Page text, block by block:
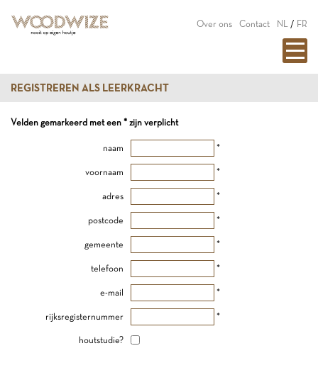
Over ons Contact NL / FR
REGISTREREN ALS LEERKRACHT
Velden gemarkeerd met een * zijn verplicht
naam *
voornaam *
adres *
postcode *
gemeente *
telefoon *
e-mail *
rijksregisternummer *
houtstudie?